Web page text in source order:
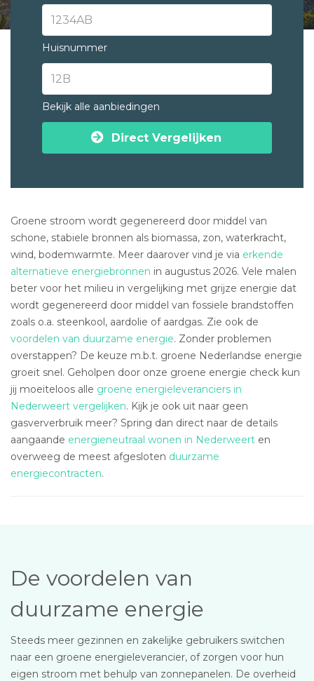
Huisnummer
Bekijk alle aanbiedingen
Direct Vergelijken
Groene stroom wordt gegenereerd door middel van
schone, stabiele bronnen als biomassa, zon, waterkracht,
wind, bodemwarmte. Meer daarover vind je via erkende
alternatieve energiebronnen in augustus 2026. Vele malen
beter voor het milieu in vergelijking met grijze energie dat
wordt gegenereerd door middel van fossiele brandstoffen
zoals o.a. steenkool, aardolie of aardgas. Zie ook de
voordelen van duurzame energie. Zonder problemen
overstappen? De keuze m.b.t. groene Nederlandse energie
groeit snel. Geholpen door onze groene energie check kun
jij moeiteloos alle groene energieleveranciers in
Nederweert vergelijken. Kijk je ook uit naar geen
gasververbruik meer? Spring dan direct naar de details
aangaande energieneutraal wonen in Nederweert en
overweeg de meest afgesloten duurzame
energiecontracten.
De voordelen van
duurzame energie
Steeds meer gezinnen en zakelijke gebruikers switchen
naar een groene energieleverancier, of zorgen voor hun
eigen stroom met behulp van zonnepanelen. De overheid